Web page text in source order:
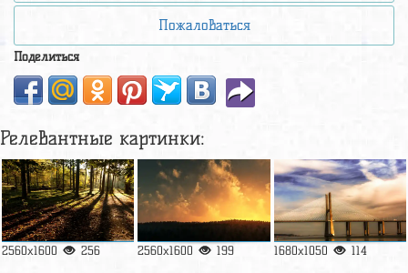
Пожаловаться
Поделиться
Релевантные картинки:
2560x1600 256 2560x1600 199 1680x1050 114